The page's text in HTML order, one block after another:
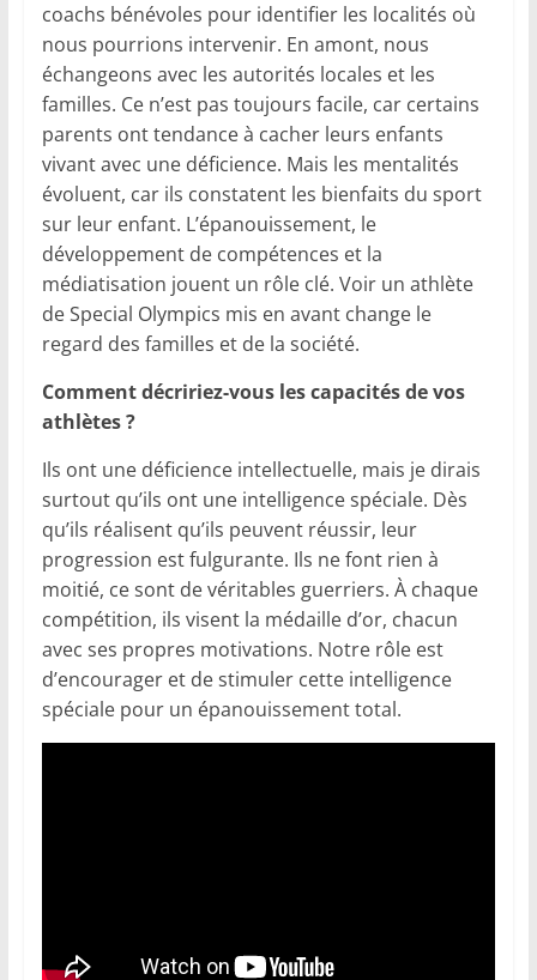
coachs bénévoles pour identifier les localités où
nous pourrions intervenir. En amont, nous
échangeons avec les autorités locales et les
familles. Ce n’est pas toujours facile, car certains
parents ont tendance à cacher leurs enfants
vivant avec une déficience. Mais les mentalités
évoluent, car ils constatent les bienfaits du sport
sur leur enfant. L’épanouissement, le
développement de compétences et la
médiatisation jouent un rôle clé. Voir un athlète
de Special Olympics mis en avant change le
regard des familles et de la société.
Comment décririez-vous les capacités de vos
athlètes ?
Ils ont une déficience intellectuelle, mais je dirais
surtout qu’ils ont une intelligence spéciale. Dès
qu’ils réalisent qu’ils peuvent réussir, leur
progression est fulgurante. Ils ne font rien à
moitié, ce sont de véritables guerriers. À chaque
compétition, ils visent la médaille d’or, chacun
avec ses propres motivations. Notre rôle est
d’encourager et de stimuler cette intelligence
spéciale pour un épanouissement total.